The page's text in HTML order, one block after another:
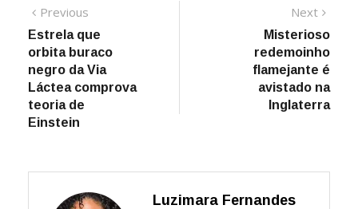
Navegação
de
Post
Previous
post:
Estrela que
orbita buraco
negro da Via
Láctea comprova
teoria de
Einstein
Next
post:
Misterioso
redemoinho
flamejante é
avistado na
Inglaterra
Luzimara Fernandes